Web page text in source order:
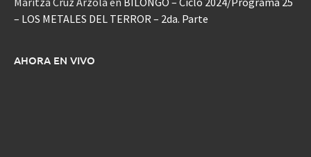
– LOS METALES DEL TERROR – 2da. Parte
AHORA EN VIVO